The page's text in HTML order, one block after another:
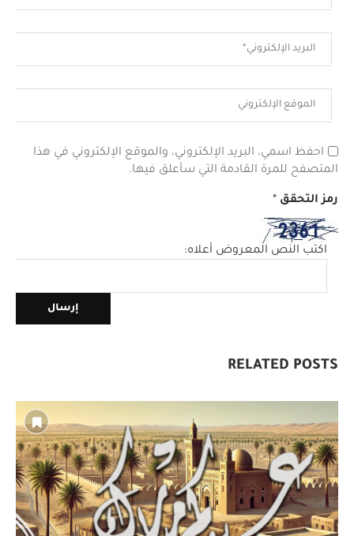
احفظ اسمي، البريد الإلكتروني، والموقع الإلكتروني في هذا
المتصفح للمرة القادمة التي سأعلق فيها.
رمز التحقق *
اكتب النص المعروض أعلاه:
RELATED POSTS